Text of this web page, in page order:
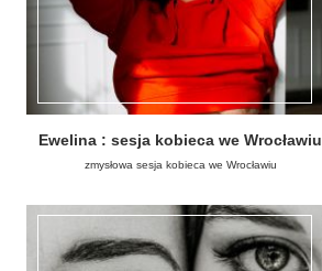
Ewelina : sesja kobieca we Wrocławiu
zmysłowa sesja kobieca we Wrocławiu